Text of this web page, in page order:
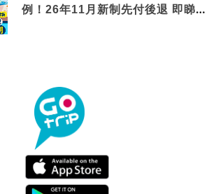
例！26年11月新制先付後退 即睇步